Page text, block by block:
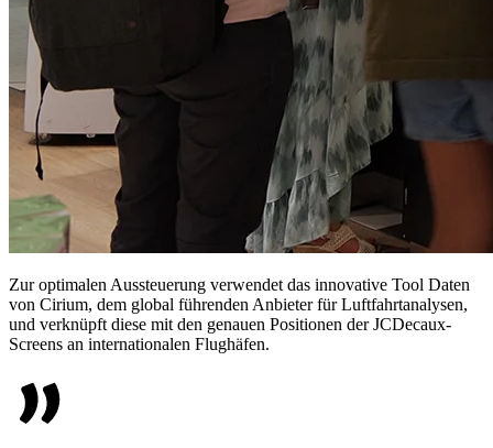
Zur optimalen Aussteuerung verwendet das innovative Tool Daten
von Cirium, dem global führenden Anbieter für Luftfahrtanalysen,
und verknüpft diese mit den genauen Positionen der JCDecaux-
Screens an internationalen Flughäfen.